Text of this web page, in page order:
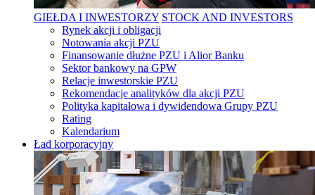
GIEŁDA I INWESTORZY STOCK AND INVESTORS
Rynek akcji i obligacji
Notowania akcji PZU
Finansowanie dłużne PZU i Alior Banku
Sektor bankowy na GPW
Relacje inwestorskie PZU
Rekomendacje analityków dla akcji PZU
Polityka kapitałowa i dywidendowa Grupy PZU
Rating
Kalendarium
Ład korporacyjny